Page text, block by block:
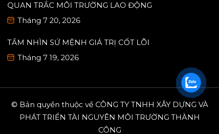
QUAN TRẮC MÔI TRƯỜNG LAO ĐỘNG
Tháng 7 20, 2026
TẦM NHÌN SỨ MỆNH GIÁ TRỊ CỐT LÕI
Tháng 7 19, 2026
© Bản quyền thuộc về CÔNG TY TNHH XÂY DỰNG VÀ
PHÁT TRIỂN TÀI NGUYÊN MÔI TRƯỜNG THÀNH
CÔNG